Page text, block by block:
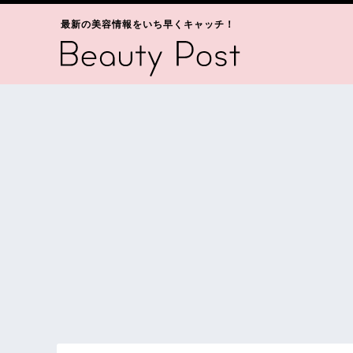
最新の美容情報をいち早くキャッチ！